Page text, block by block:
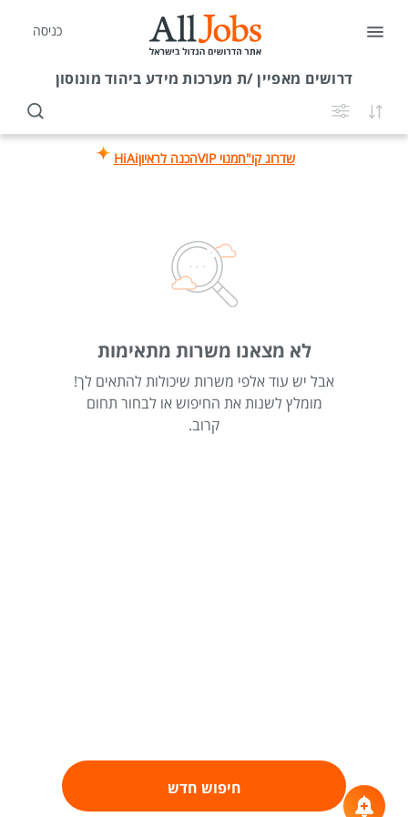
כניסה
דרושים מאפיין /ת מערכות מידע ביהוד מונוסון
שדרוג קו"חמנוי VIP הכנה לראיוןHiAi
לא מצאנו משרות מתאימות
אבל יש עוד אלפי משרות שיכולות להתאים לך!
מומלץ לשנות את החיפוש או לבחור תחום
קרוב.
חיפוש חדש